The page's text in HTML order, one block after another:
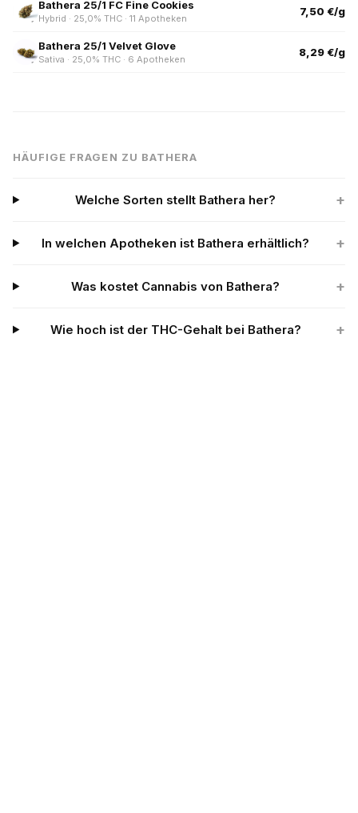
Bathera 25/1 FC Fine Cookies
Hybrid · 25,0% THC · 11 Apotheken
7,50 €/g
Bathera 25/1 Velvet Glove
Sativa · 25,0% THC · 6 Apotheken
8,29 €/g
HÄUFIGE FRAGEN ZU BATHERA
Welche Sorten stellt Bathera her? +
In welchen Apotheken ist Bathera erhältlich? +
Was kostet Cannabis von Bathera? +
Wie hoch ist der THC-Gehalt bei Bathera? +